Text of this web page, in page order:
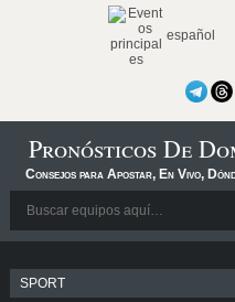
español
Pronósticos De
Consejos para Apostar, En Vivo,